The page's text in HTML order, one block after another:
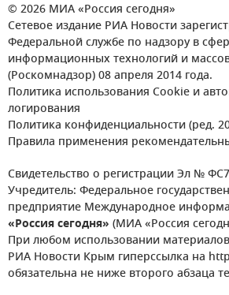
© 2026 МИА «Россия сегодня»
Сетевое издание РИА Новости
Федеральной службе по надзору в
информационных технологий и
(Роскомнадзор) 08 апреля 2014 года.
Политика использования Cookie и
логирования
Политика конфиденциальности (ред.
Правила применения
Свидетельство о регистрации Эл №
Учредитель: Федеральное
предприятие Международное
«Россия сегодня» (МИА «Россия
При любом использовании
РИА Новости Крым гиперссылка на
обязательна не ниже второго абзаца